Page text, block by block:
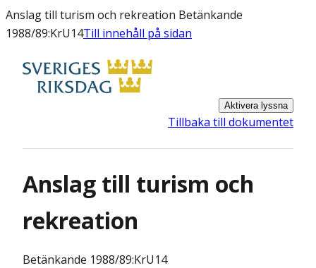
Anslag till turism och rekreation Betänkande
1988/89:KrU14Till innehåll på sidan
Aktivera lyssna
Tillbaka till dokumentet
Anslag till turism och
rekreation
Betänkande 1988/89:KrU14